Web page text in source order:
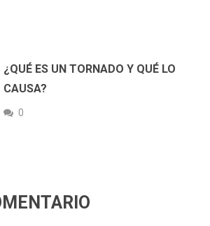
¿QUÉ ES UN TORNADO Y QUÉ LO
CAUSA?
0